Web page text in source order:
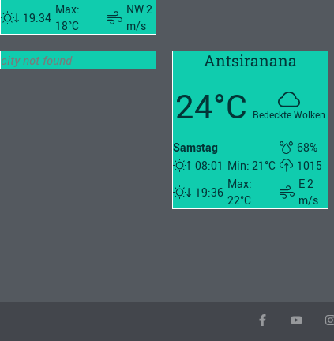
19:34
Max:
18°C
NW 2
m/s
city not found Antsiranana
24°C Bedeckte Wolken
Samstag
68%
08:01 Min: 21°C
1015
19:36
Max:
22°C
E 2
m/s